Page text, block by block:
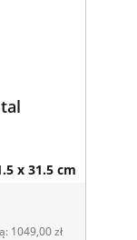
x 31.5 cm
1049,00 zł